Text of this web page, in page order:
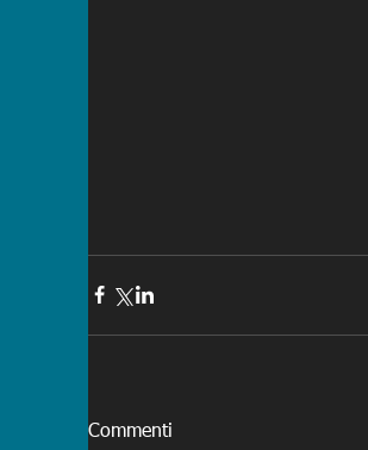
Commenti